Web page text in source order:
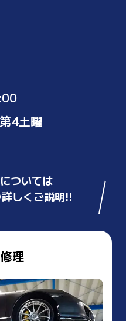
4土曜
ついては
しくご説明!!
理